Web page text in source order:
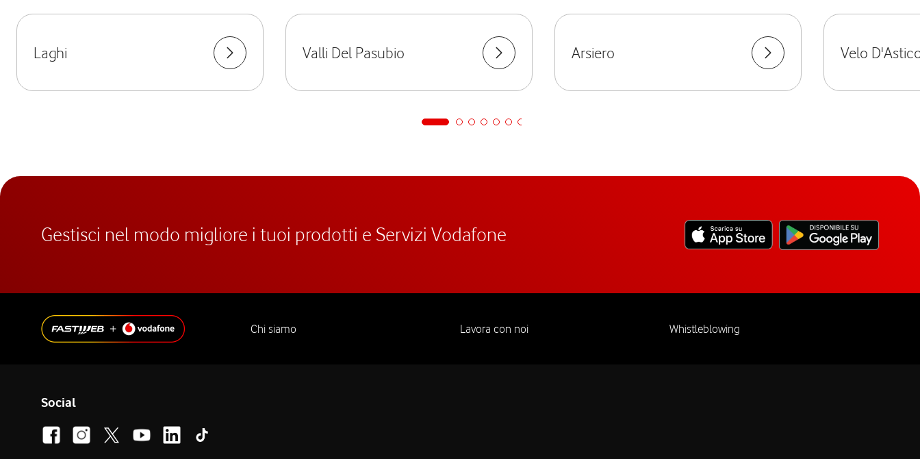
Laghi Valli Del Pasubio Arsiero Velo
Gestisci nel modo migliore i tuoi prodotti e Servizi Vodafone
Chi siamo Lavora con noi Whistleblowing
Social